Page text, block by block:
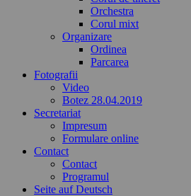
Orchestra
Corul mixt
Organizare
Ordinea
Parcarea
Fotografii
Video
Botez 28.04.2019
Secretariat
Impresum
Formulare online
Contact
Contact
Programul
Seite auf Deutsch